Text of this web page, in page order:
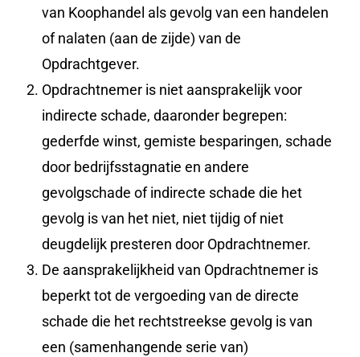
van Koophandel als gevolg van een handelen
of nalaten (aan de zijde) van de
Opdrachtgever.
Opdrachtnemer is niet aansprakelijk voor
indirecte schade, daaronder begrepen:
gederfde winst, gemiste besparingen, schade
door bedrijfsstagnatie en andere
gevolgschade of indirecte schade die het
gevolg is van het niet, niet tijdig of niet
deugdelijk presteren door Opdrachtnemer.
De aansprakelijkheid van Opdrachtnemer is
beperkt tot de vergoeding van de directe
schade die het rechtstreekse gevolg is van
een (samenhangende serie van)